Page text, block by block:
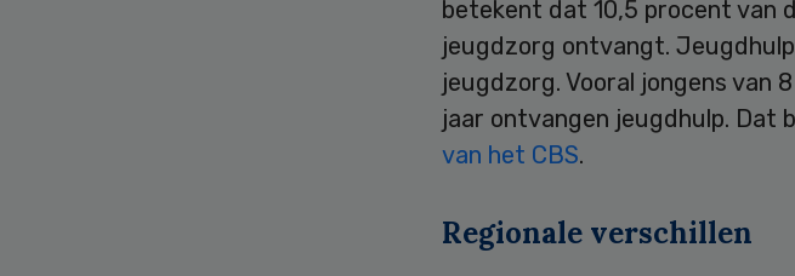
betekent dat 10,5 procent van
jeugdzorg ontvangt.
jeugdzorg. Vooral jongens van
jaar ontvangen jeugdhulp. Dat
van het CBS.
Regionale verschillen